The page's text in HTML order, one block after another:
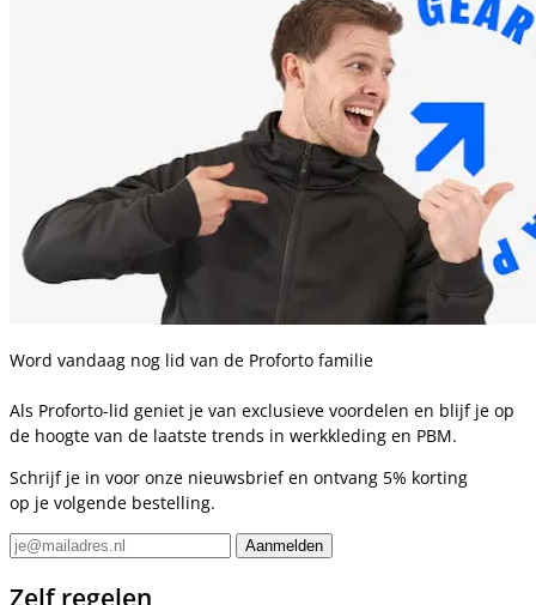
Word vandaag nog lid van de Proforto familie
Als Proforto-lid geniet je van exclusieve voordelen en blijf je op
de hoogte van de laatste trends in werkkleding en PBM.
Schrijf je in voor onze nieuwsbrief en ontvang 5% korting
op je volgende bestelling.
Zelf regelen